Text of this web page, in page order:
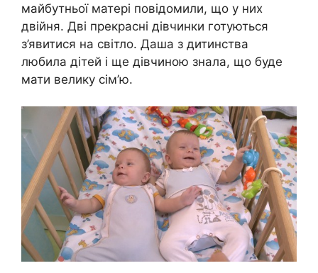
майбутньої матері повідомили, що у них
двійня. Дві прекрасні дівчинки готуються
з’явитися на світло. Даша з дитинства
любила дітей і ще дівчиною знала, що буде
мати велику сім’ю.